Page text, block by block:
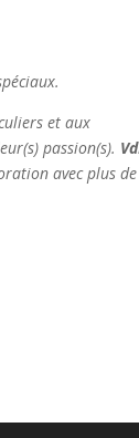
et aux
passion(s).
avec plus de